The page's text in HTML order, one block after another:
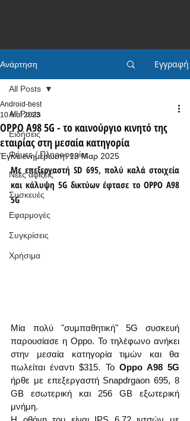
Ανάρτηση Εγγραφή
All Posts
Ειδήσεις
Φήμες / Πληροφορίες
Νέες αφίξεις
Συσκευές
Εφαρμογές
Συγκρίσεις
Χρήσιμα
All Posts
OPPO A98 5G - το καινούργιο κινητό της
εταιρίας στη μεσαία κατηγορία
Android-best
10 Μαΐ 2023
Έγινε ενημέρωση:13 Μαρ 2025
Με επεξεργαστή SD 695, πολύ καλά στοιχεία
και κάλυψη 5G δικτύων έφτασε το OPPO A98
5G
Μία πολύ "συμπαθητική" 5G συσκευή
παρουσίασε η Oppo. Το τηλέφωνο ανήκει
στην μεσαία κατηγορία τιμών και θα
πωλείται έναντι $315. Το Oppo A98 5G
ήρθε με επεξεργαστή Snapdrgaon 695, 8
GB εσωτερική και 256 GB εξωτερική
μνήμη.